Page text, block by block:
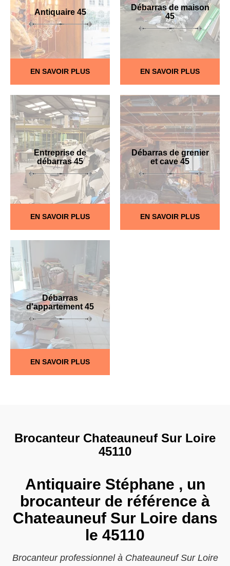
Antiquaire 45
EN SAVOIR PLUS
Débarras de maison
45
EN SAVOIR PLUS
Entreprise de
débarras 45
EN SAVOIR PLUS
Débarras de grenier
et cave 45
EN SAVOIR PLUS
Débarras
d'appartement 45
EN SAVOIR PLUS
Brocanteur Chateauneuf Sur Loire
45110
Antiquaire Stéphane , un
brocanteur de référence à
Chateauneuf Sur Loire dans
le 45110
Brocanteur professionnel à Chateauneuf Sur Loire